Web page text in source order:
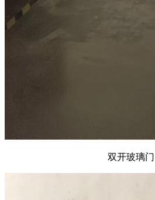
双开玻璃门